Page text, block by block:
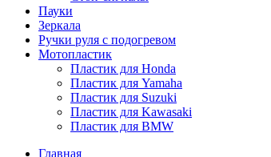
Пауки
Зеркала
Ручки руля с подогревом
Мотопластик
Пластик для Honda
Пластик для Yamaha
Пластик для Suzuki
Пластик для Kawasaki
Пластик для BMW
Главная